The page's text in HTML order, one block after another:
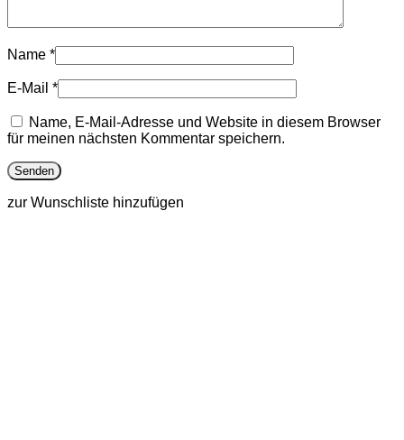
Name *
E-Mail *
Name, E-Mail-Adresse und Website in diesem Browser
für meinen nächsten Kommentar speichern.
zur Wunschliste hinzufügen